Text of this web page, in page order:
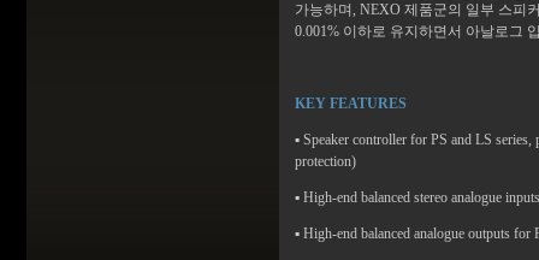
가능하며, NEXO 제품군의 일부 스피
0.001% 이하로 유지하면서 아날로그
KEY FEATURES
▪ Speaker controller for PS and LS
protection)
▪ High-end balanced stereo analogue
▪ High-end balanced analogue outputs for